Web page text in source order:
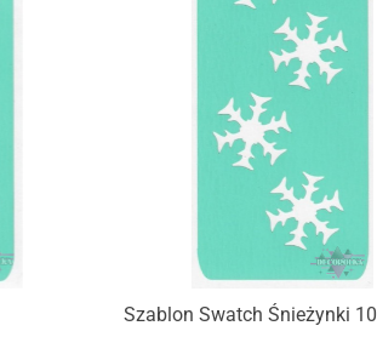
Szablon Swatch Śnieżynki 10